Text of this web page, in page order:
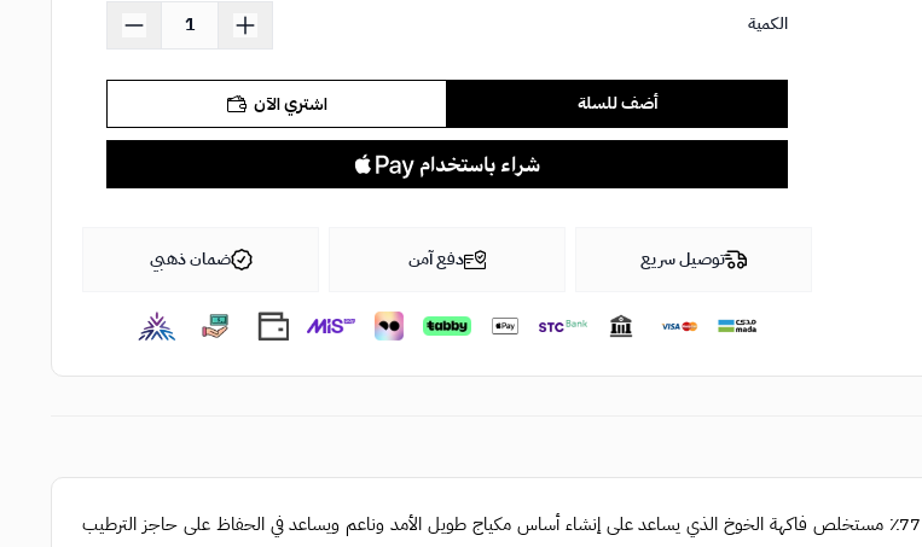
الكمية
أضف للسلة اشتري الآن
توصيل سريع دفع آمن ضمان ذهبي
خفيف الوزن مرطب مع 77٪ مستخلص فاكهة الخوخ الذي يساعد على إنشاء أساس مكياج طويل الأمد وناعم ويساعد في الحفاظ على حاجز الترطيب